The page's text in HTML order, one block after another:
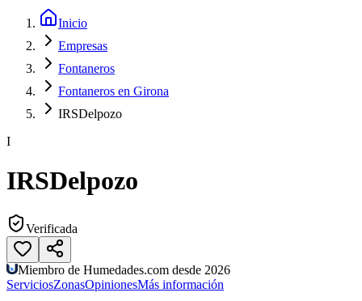
Inicio
Empresas
Fontaneros
Fontaneros en Girona
IRSDelpozo
I
IRSDelpozo
Verificada
Miembro de Humedades.com desde 2026
ServiciosZonasOpinionesMás información